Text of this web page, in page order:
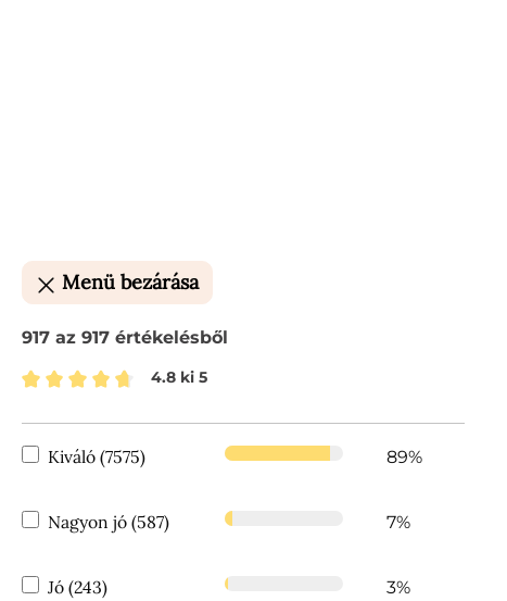
Menü bezárása
917 az 917 értékelésből
4.8 ki 5
Kiváló (7575) 89%
Nagyon jó (587) 7%
Jó (243) 3%